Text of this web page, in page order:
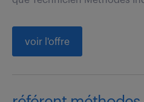
voir l'offre